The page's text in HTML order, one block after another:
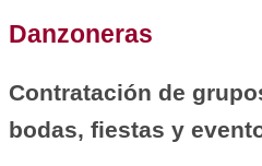
Danzoneras
Contratación de
bodas, fiestas y